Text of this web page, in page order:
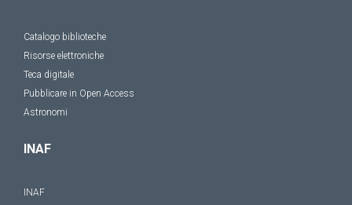
Catalogo biblioteche
Risorse elettroniche
Teca digitale
Pubblicare in Open Access
Astronomi
INAF
INAF